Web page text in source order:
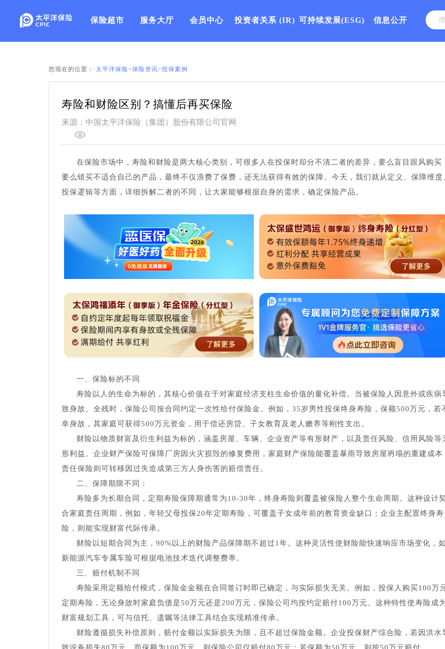
保险超市 服务大厅 会员中心 投资者关系 (IR) 可持续发展(ESG) 信息公开
您现在的位置： 太平洋保险>保险资讯>投保案例
寿险和财险区别？搞懂后再买保险
来源：中国太平洋保险（集团）股份有限公司官网
在保险市场中，寿险和财险是两大核心类别，可很多人在投保时却分不清二者的差异，要么盲目跟风购买
要么错买不适合自己的产品，最终不仅浪费了保费，还无法获得有效的保障。今天，我们就从定义、保障维度
投保逻辑等方面，详细拆解二者的不同，让大家能够根据自身的需求，确定保险产品。
一、保险标的不同
寿险以人的生命为标的，其核心价值在于对家庭经济支柱生命价值的量化补偿。当被保险人因意外或疾病
致身故、全残时，保险公司按合同约定一次性给付保险金。例如，35岁男性投保终身寿险，保额500万元，若
幸身故，其家庭可获得500万元资金，用于偿还房贷、子女教育及老人赡养等刚性支出。
财险以物质财富及衍生利益为标的，涵盖房屋、车辆、企业资产等有形财产，以及责任风险、信用风险等
形利益。企业财产保险可保障厂房因火灾损毁的修复费用，家庭财产保险能覆盖暴雨导致房屋坍塌的重建成本
责任保险则可转移因过失造成第三方人身伤害的赔偿责任。
二、保障期限不同：
寿险多为长期合同，定期寿险保障期通常为10-30年，终身寿险则覆盖被保险人整个生命周期。这种设计
合家庭责任周期，例如，年轻父母投保20年定期寿险，可覆盖子女成年前的教育资金缺口；企业主配置终身寿
险，则能实现财富代际传承。
财险以短期合同为主，90%以上的财险产品保障期不超过1年。这种灵活性使财险能快速响应市场变化，如
新能源汽车专属车险可根据电池技术迭代调整费率。
三、赔付机制不同
寿险采用定额给付模式，保险金金额在合同签订时即已确定，与实际损失无关。例如，投保人购买100万
定期寿险，无论身故时家庭负债是50万元还是200万元，保险公司均按约定赔付100万元。这种特性使寿险成
财富规划工具，可与信托、遗嘱等法律工具结合实现精准传承。
财险遵循损失补偿原则，赔付金额以实际损失为限，且不超过保险金额。企业投保财产综合险，若因洪水